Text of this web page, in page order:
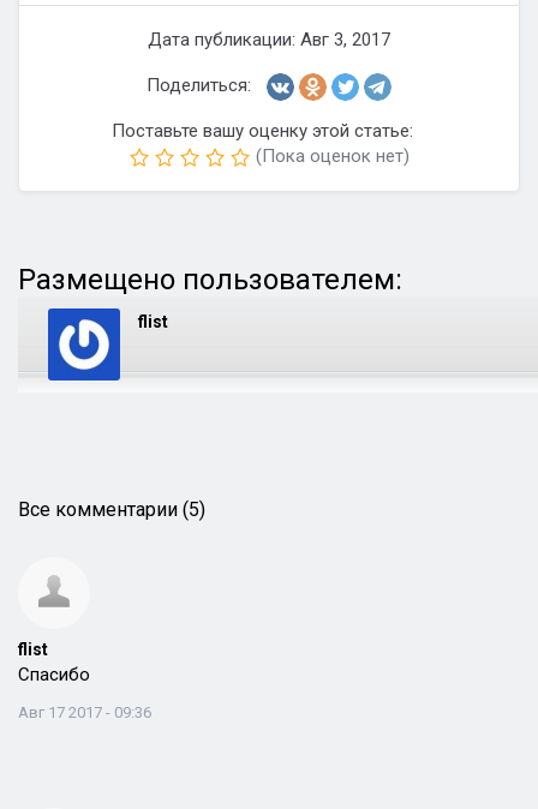
Дата публикации: Авг 3, 2017
Поделиться:
Поставьте вашу оценку этой статье:
(Пока оценок нет)
Размещено пользователем:
flist
Все комментарии (5)
flist
Спасибо
Авг 17 2017 - 09:36